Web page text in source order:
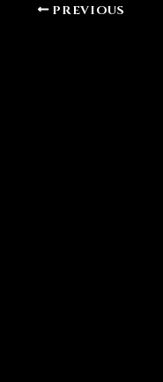
PREVIOUS